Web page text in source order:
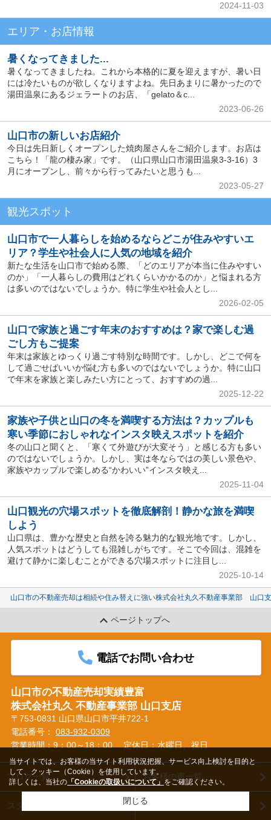
2024-11-03
エリア・お店情報
暑くなってきました...
暑くなってきましたね。これから本格的に夏を迎えますが、暑い日
には冷たいものが欲しくなりますよね。先日あまりに暑かったので
湯田温泉にあるジェラートのお店、「gelato＆c...
2023-06-26
山口市の新しいお店紹介
今日は先日新しくオープンした焼肉屋さんをご紹介します。お店は
こちら！「龍の棲み家」です。（山口県山口市湯田温泉3-3-16）3
月にオープンし、前々から行ってみたいと思うも...
2023-05-27
観光スポット
山口市で一人暮らしを始めるならどこが住みやすいエ
リア？学生や社会人に人気の地域を紹介
新たな生活を山口市で始める際、「どのエリアが本当に住みやすい
のか」「一人暮らしの費用はどれくらいかかるのか」と悩まれる方
は多いのではないでしょうか。特に学生や社会人とし...
2026-02-05
山口で家族と過ごす年末のおすすめは？家で楽しむ過
ごし方もご提案
年末は家族とゆっくり過ごす特別な時間です。しかし、どこで何を
して過ごせばいいか悩む方も多いのではないでしょうか。特に山口
で年末を家族と楽しみたい方にとって、おすすめの過...
2025-12-22
家族や子供と山口の冬を満喫する方法は？カップルも
寒い季節におしゃれなインスタ映えスポットを紹介
冬の山口と聞くと、「寒くて外遊びが大変そう」と感じる方も多い
のではないでしょうか。しかし、実は冬ならではの美しい景色や、
家族やカップルで楽しめる“かわいい”インスタ映え...
2025-11-04
山口観光の穴場スポットを徹底解剖！静かな旅を満喫
しよう
山口県は、豊かな歴史と自然を誇る魅力的な観光地です。しかし、
人気スポットはどうしても混雑しがちです。そこで今回は、混雑を
避けて静かに楽しむことができる穴場スポットに注目し...
2025-10-14
山口市の不動産売却は相続や住み替えに強い株式会社丸久不動産事業部 山口
ページトップへ
電話でお問い合わせ
山口市の不動産売却実績豊富
株式会社丸久 不動産事業部 山口支店
〒753-0831 山口県山口市平井722-1
電話番号： 083-932-0309
営業時間：9：00～18：00
定休日：水曜日、祝日
ブログ一覧
スタッフ紹介
お客様の声一覧
無料相談
当サイトでは、お客様の当サイト利用状況把握、サービス向上検討を目的と
して、クッキー（Cookie）を使用しています。
詳しくは、当社の 「Cookieの取扱いについて」をご確認ください。
閉じる